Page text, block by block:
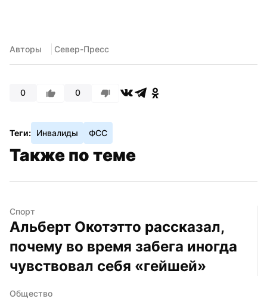
Авторы Север-Пресс
0 0
Теги: Инвалиды ФСС
Также по теме
Спорт
Альберт Окотэтто рассказал,
почему во время забега иногда
чувствовал себя «гейшей»
Общество